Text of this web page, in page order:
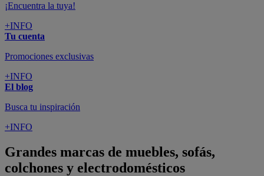
¡Encuentra la tuya!
+INFO
Tu cuenta
Promociones exclusivas
+INFO
El blog
Busca tu inspiración
+INFO
Grandes marcas de muebles, sofás,
colchones y electrodomésticos